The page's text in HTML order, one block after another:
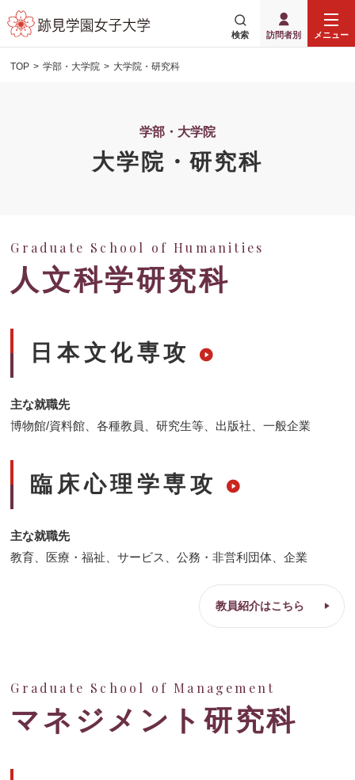
検索 訪問者別 メニュー
TOP 学部・大学院 大学院・研究科
学部・大学院
大学院・研究科
Graduate School of Humanities
人文科学研究科
日本文化専攻
主な就職先
博物館/資料館、各種教員、研究生等、出版社、一般企業
臨床心理学専攻
主な就職先
教育、医療・福祉、サービス、公務・非営利団体、企業
教員紹介はこちら
Graduate School of Management
マネジメント研究科